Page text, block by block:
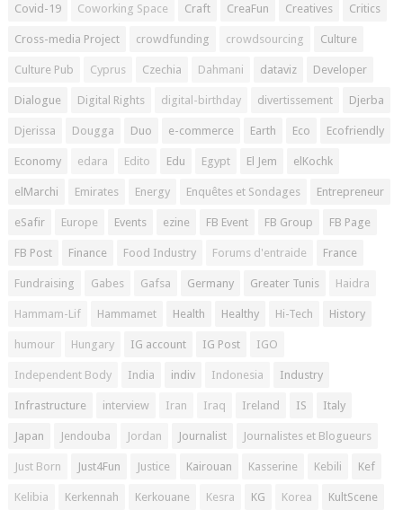
Covid-19 Coworking Space Craft CreaFun Creatives Critics
Cross-media Project crowdfunding crowdsourcing Culture
Culture Pub Cyprus Czechia Dahmani dataviz Developer
Dialogue Digital Rights digital-birthday divertissement Djerba
Djerissa Dougga Duo e-commerce Earth Eco Ecofriendly
Economy edara Edito Edu Egypt El Jem elKochk
elMarchi Emirates Energy Enquêtes et Sondages Entrepreneur
eSafir Europe Events ezine FB Event FB Group FB Page
FB Post Finance Food Industry Forums d'entraide France
Fundraising Gabes Gafsa Germany Greater Tunis Haidra
Hammam-Lif Hammamet Health Healthy Hi-Tech History
humour Hungary IG account IG Post IGO
Independent Body India indiv Indonesia Industry
Infrastructure interview Iran Iraq Ireland IS Italy
Japan Jendouba Jordan Journalist Journalistes et Blogueurs
Just Born Just4Fun Justice Kairouan Kasserine Kebili Kef
Kelibia Kerkennah Kerkouane Kesra KG Korea KultScene